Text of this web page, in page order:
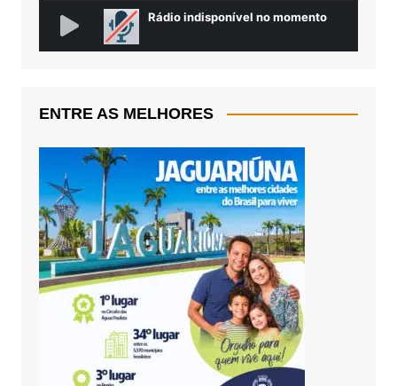
ENTRE AS MELHORES